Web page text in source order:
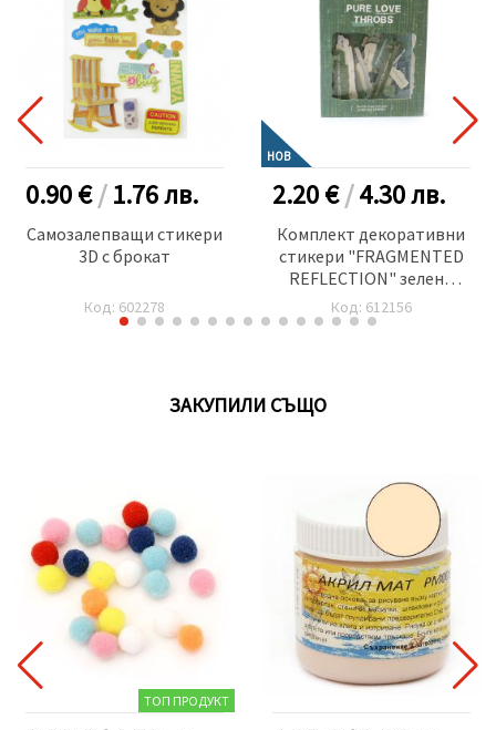
0.90 €/1.76лв.
Самозалепващи стикери
3D с брокат
Код: 602278
НОВ
2.20 €/4.30лв.
Комплект декоративни
стикери "FRAGMENTED
REFLECTION" зелени
нюанси - 50 броя
Код: 612156
ЗАКУПИЛИ СЪЩО
ТОП ПРОДУКТ